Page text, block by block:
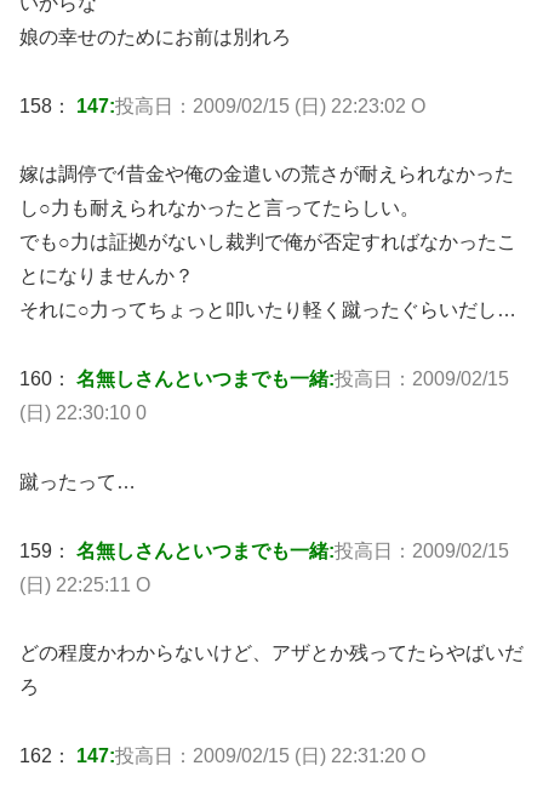
娘の幸せのためにお前は別れろ
158： 147:投高日：2009/02/15 (日) 22:23:02 O
嫁は調停でｲ昔金や俺の金遣いの荒さが耐えられなかった
し○力も耐えられなかったと言ってたらしい。
でも○力は証拠がないし裁判で俺が否定すればなかったこ
とになりませんか？
それに○力ってちょっと叩いたり軽く蹴ったぐらいだし…
160： 名無しさんといつまでも一緒:投高日：2009/02/15
(日) 22:30:10 0
蹴ったって…
159： 名無しさんといつまでも一緒:投高日：2009/02/15
(日) 22:25:11 O
どの程度かわからないけど、アザとか残ってたらやばいだ
ろ
162： 147:投高日：2009/02/15 (日) 22:31:20 O